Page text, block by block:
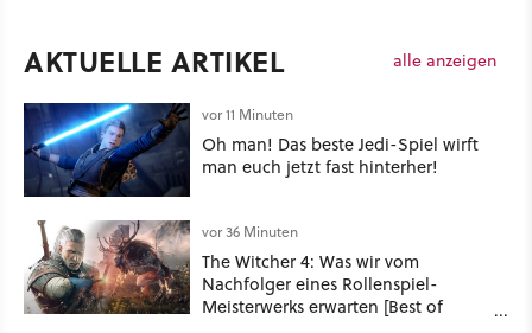
AKTUELLE ARTIKEL alle anzeigen
vor 11 Minuten
Oh man! Das beste Jedi-Spiel wirft
man euch jetzt fast hinterher!
vor 36 Minuten
The Witcher 4: Was wir vom
Nachfolger eines Rollenspiel-
Meisterwerks erwarten [Best of